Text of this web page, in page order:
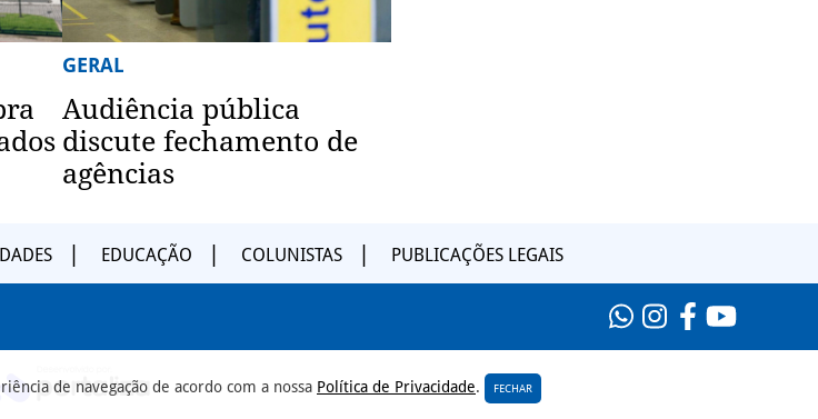
GERAL
Audiência pública
discute fechamento de
agências
EDUCAÇÃO COLUNISTAS PUBLICAÇÕES LEGAIS
de navegação de acordo com a nossa Política de Privacidade. FECHAR